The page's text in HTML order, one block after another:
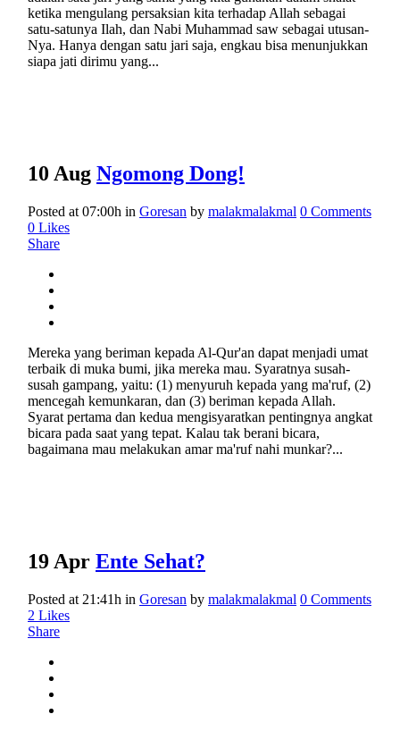
ketika mengulang persaksian kita terhadap Allah sebagai
satu-satunya Ilah, dan Nabi Muhammad saw sebagai utusan-
Nya. Hanya dengan satu jari saja, engkau bisa menunjukkan
siapa jati dirimu yang...
10 Aug Ngomong Dong!
Posted at 07:00h in Goresan by malakmalakmal 0 Comments
0 Likes
Share
Mereka yang beriman kepada Al-Qur'an dapat menjadi umat
terbaik di muka bumi, jika mereka mau. Syaratnya susah-
susah gampang, yaitu: (1) menyuruh kepada yang ma'ruf, (2)
mencegah kemunkaran, dan (3) beriman kepada Allah.
Syarat pertama dan kedua mengisyaratkan pentingnya angkat
bicara pada saat yang tepat. Kalau tak berani bicara,
bagaimana mau melakukan amar ma'ruf nahi munkar?...
19 Apr Ente Sehat?
Posted at 21:41h in Goresan by malakmalakmal 0 Comments
2 Likes
Share